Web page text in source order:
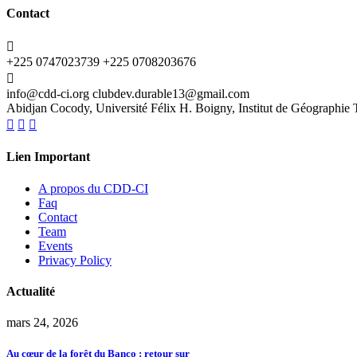
Contact
+225 0747023739 +225 0708203676
info@cdd-ci.org clubdev.durable13@gmail.com
Abidjan Cocody, Université Félix H. Boigny, Institut de Géographie
Lien Important
A propos du CDD-CI
Faq
Contact
Team
Events
Privacy Policy
Actualité
mars 24, 2026
Au cœur de la forêt du Banco : retour sur